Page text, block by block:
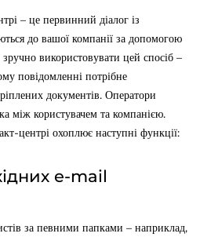
– це первинний діалог із
до вашої компанії за допомогою
використовувати цей спосіб –
повідомленні потрібне
документів. Оператори
між користувачем та компанією.
центрі охоплює наступні функції:
e-mail
за певними папками – наприклад,